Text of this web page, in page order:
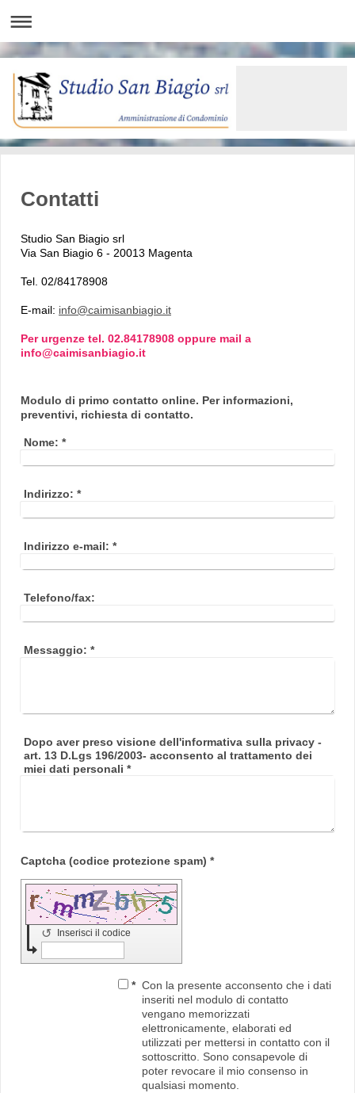
Contatti
Studio San Biagio srl
Via San Biagio 6 - 20013 Magenta
Tel. 02/84178908
E-mail: info@caimisanbiagio.it
Per urgenze tel. 02.84178908 oppure mail a
info@caimisanbiagio.it
Modulo di primo contatto online. Per informazioni,
preventivi, richiesta di contatto.
Nome: *
Indirizzo: *
Indirizzo e-mail: *
Telefono/fax:
Messaggio: *
Dopo aver preso visione dell'informativa sulla privacy -
art. 13 D.Lgs 196/2003- acconsento al trattamento dei
miei dati personali *
Captcha (codice protezione spam) *
Inserisci il codice
↺
* Con la presente acconsento che i dati
inseriti nel modulo di contatto
vengano memorizzati
elettronicamente, elaborati ed
utilizzati per mettersi in contatto con il
sottoscritto. Sono consapevole di
poter revocare il mio consenso in
qualsiasi momento.